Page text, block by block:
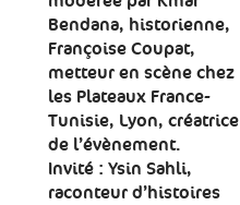
Bendana, historienne,
Françoise Coupat,
metteur en scène chez
les Plateaux France-
Tunisie, Lyon, créatrice
de l’évènement.
Invité : Ysin Sahli,
raconteur d’histoires